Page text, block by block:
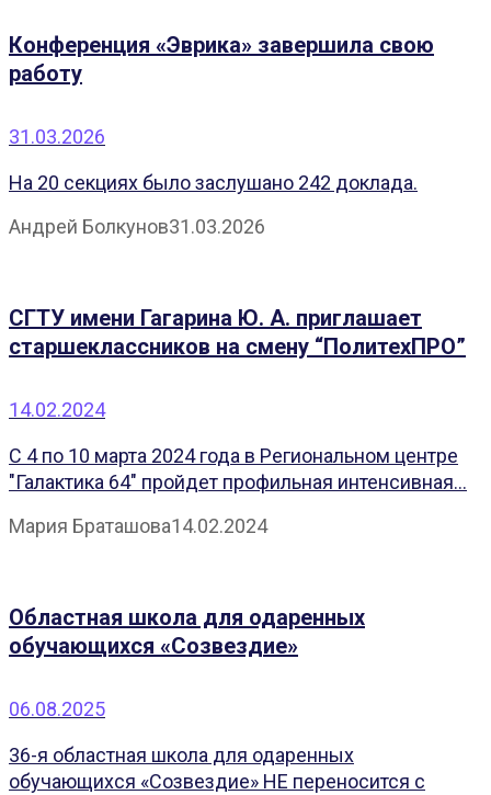
Конференция «Эврика» завершила свою
работу
31.03.2026
На 20 секциях было заслушано 242 доклада.
Андрей Болкунов31.03.2026
СГТУ имени Гагарина Ю. А. приглашает
старшеклассников на смену “ПолитехПРО”
14.02.2024
С 4 по 10 марта 2024 года в Региональном центре
"Галактика 64" пройдет профильная интенсивная...
Мария Браташова14.02.2024
Областная школа для одаренных
обучающихся «Созвездие»
06.08.2025
36-я областная школа для одаренных
обучающихся «Созвездие» НЕ переносится с